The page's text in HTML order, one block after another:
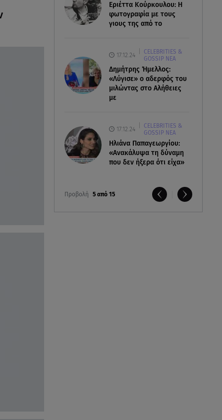
Εριέττα Κούρκουλου: Η
φωτογραφία με τους
γιους της από το
17.12.24
CELEBRITIES &
GOSSIP ΝΕΑ
Δημήτρης Ήμελλος:
«Λύγισε» ο αδερφός του
μιλώντας στο Αλήθειες
με
17.12.24
CELEBRITIES &
GOSSIP ΝΕΑ
Ηλιάνα Παπαγεωργίου:
«Ανακάλυψα τη δύναμη
που δεν ήξερα ότι είχα»
Προβολή 5 από 15